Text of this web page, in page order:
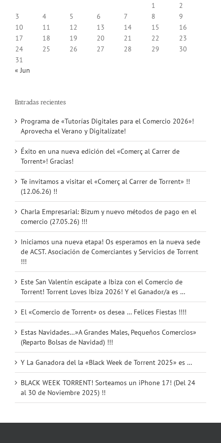
1
2
3
4 5 6 7 8
9
10
11 12 13 14 15
16
17
18 19 20 21 22
23
24
25 26 27 28 29
30
31
« Jun
Entradas recientes
Programa de «Tutorías Digitales para el Comercio 2026»!
Aprovecha el Verano y Digitalízate!
Éxito en una nueva edición del «Comerç al Carrer de
Torrent»! Gracias!
Te invitamos a visitar el «Comerç al Carrer de Torrent» !!
(12.06.26) !!
Charla Empresarial: Bizum y nuevo métodos de pago en el
comercio (27.05.26) !!!
Iniciamos una nueva etapa! Os esperamos en la nueva sede
de ACST. Asociación de Comerciantes y Servicios de Torrent
!!!
Este San Valentín escápate a Ibiza con el Comercio de
Torrent! Torrent Loves Ibiza 2026! Y el Ganador/a es …
El «Comercio de Torrent» os desea … Felices Fiestas !!!!
Estas Navidades…»A Grandes Males, Pequeños Comercios»
(Reparto Bolsas de Navidad) !!!
Y La Ganadora del la «Black Week de Torrent 2025» es …
BLACK WEEK TORRENT! Sorteamos un iPhone 17! (Del 24
al 30 de Noviembre 2025) !!